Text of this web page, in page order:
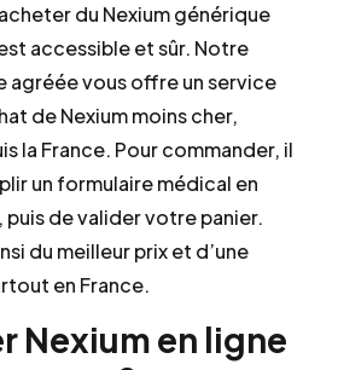
du Nexium générique
accessible et sûr. Notre
agréée vous offre un service
de Nexium moins cher,
la France. Pour commander, il
un formulaire médical en
de valider votre panier.
du meilleur prix et d’une
en France.
Nexium en ligne